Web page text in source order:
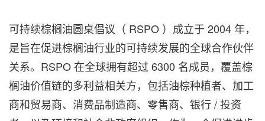
可持续棕榈油圆桌倡议（ RSPO ）成立于 2004 年，
是旨在促进棕榈油行业的可持续发展的全球合作伙伴
关系。RSPO 在全球拥有超过 6300 名成员，覆盖棕
榈油价值链的多利益相关方，包括油棕种植者、加工
商和贸易商、消费品制造商、零售商、银行 / 投资